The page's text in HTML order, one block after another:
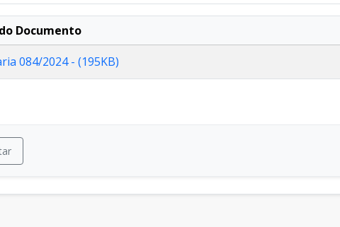
Documento
084/2024 - (195KB)